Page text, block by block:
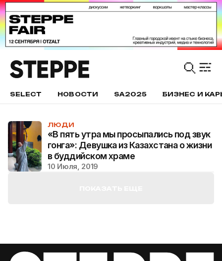
SELECT НОВОСТИ SA2025 БИЗНЕС И
ЛЮДИ
«В пять утра мы просыпались под звук
гонга»: Девушка из Казахстана о жизни
в буддийском храме
10 Июля, 2019